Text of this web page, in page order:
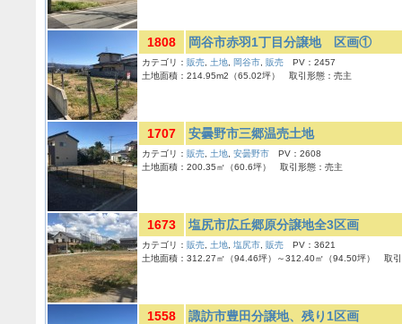
1808 岡谷市赤羽1丁目分譲地 区画①
カテゴリ： 販売 土地 岡谷市 販売 PV：2457
土地面積：214.95m2（65.02坪） 取引形態：売主
1707 安曇野市三郷温売土地
カテゴリ： 販売 土地 安曇野市 PV：2608
土地面積：200.35㎡（60.6坪） 取引形態：売主
1673 塩尻市広丘郷原分譲地全3区画
カテゴリ： 販売 土地 塩尻市 販売 PV：3621
土地面積：312.27㎡（94.46坪）～312.40㎡（94.50坪） 取
1558 諏訪市豊田分譲地、残り1区画